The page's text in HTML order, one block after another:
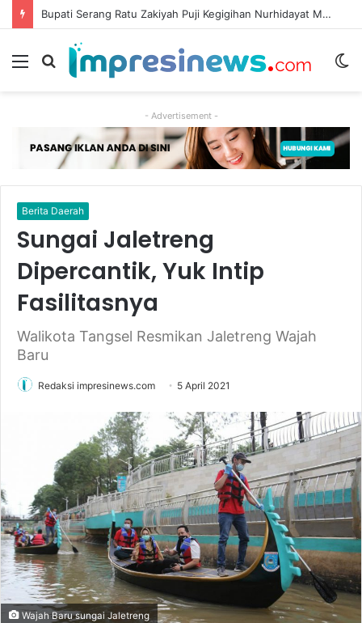
Bupati Serang Ratu Zakiyah Puji Kegigihan Nurhidayat Meski Keterbatasan Fisik
Menu
Cari
- Advertisement -
Berita Daerah
Sungai Jaletreng
Dipercantik, Yuk Intip
Fasilitasnya
Walikota Tangsel Resmikan Jaletreng Wajah
Baru
Redaksi impresinews.com 5 April 2021
Wajah Baru sungai Jaletreng